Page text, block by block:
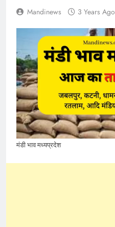
Mandinews 3 Years Ago
मंडी भाव मध्यप्रदेश